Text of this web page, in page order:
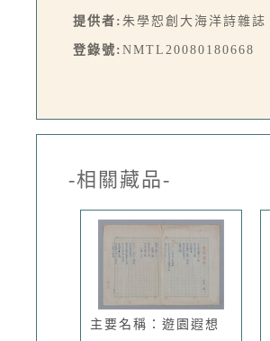
提供者: 朱學恕創大海洋詩雜誌
登錄號: NMTL20080180668
-相關藏品-
主要名稱：遊園遐想